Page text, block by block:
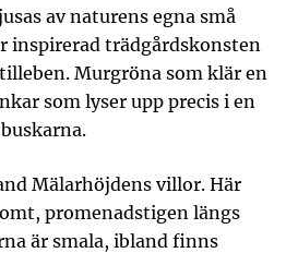
av naturens egna små
inspirerad trädgårdskonsten
Murgröna som klär en
som lyser upp precis i en
Mälarhöjdens villor. Här
promenadstigen längs
är smala, ibland finns